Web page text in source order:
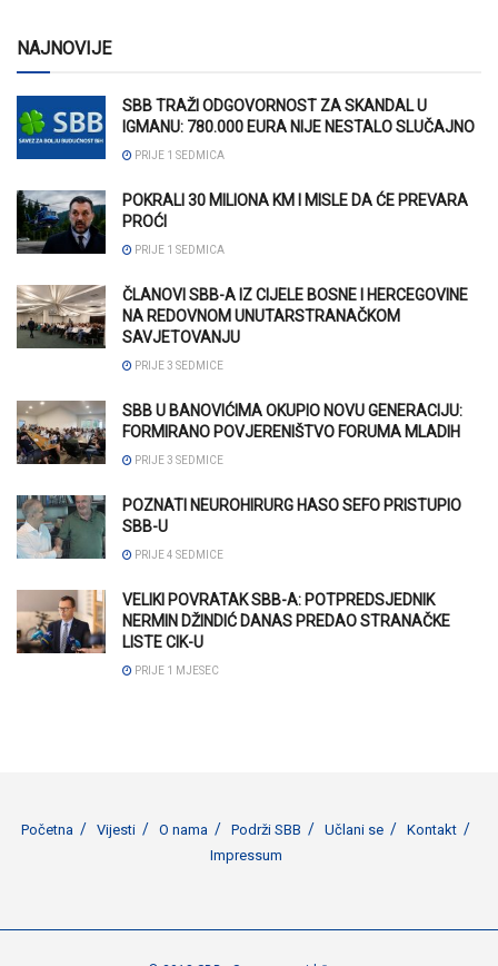
NAJNOVIJE
SBB TRAŽI ODGOVORNOST ZA SKANDAL U
IGMANU: 780.000 EURA NIJE NESTALO SLUČAJNO
PRIJE 1 SEDMICA
POKRALI 30 MILIONA KM I MISLE DA ĆE PREVARA
PROĆI
PRIJE 1 SEDMICA
ČLANOVI SBB-A IZ CIJELE BOSNE I HERCEGOVINE
NA REDOVNOM UNUTARSTRANAČKOM
SAVJETOVANJU
PRIJE 3 SEDMICE
SBB U BANOVIĆIMA OKUPIO NOVU GENERACIJU:
FORMIRANO POVJERENIŠTVO FORUMA MLADIH
PRIJE 3 SEDMICE
POZNATI NEUROHIRURG HASO SEFO PRISTUPIO
SBB-U
PRIJE 4 SEDMICE
VELIKI POVRATAK SBB-A: POTPREDSJEDNIK
NERMIN DŽINDIĆ DANAS PREDAO STRANAČKE
LISTE CIK-U
PRIJE 1 MJESEC
Početna Vijesti O nama Podrži SBB Učlani se
Kontakt
Impressum